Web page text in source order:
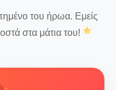
του ήρωα. Εμείς
στα μάτια του!